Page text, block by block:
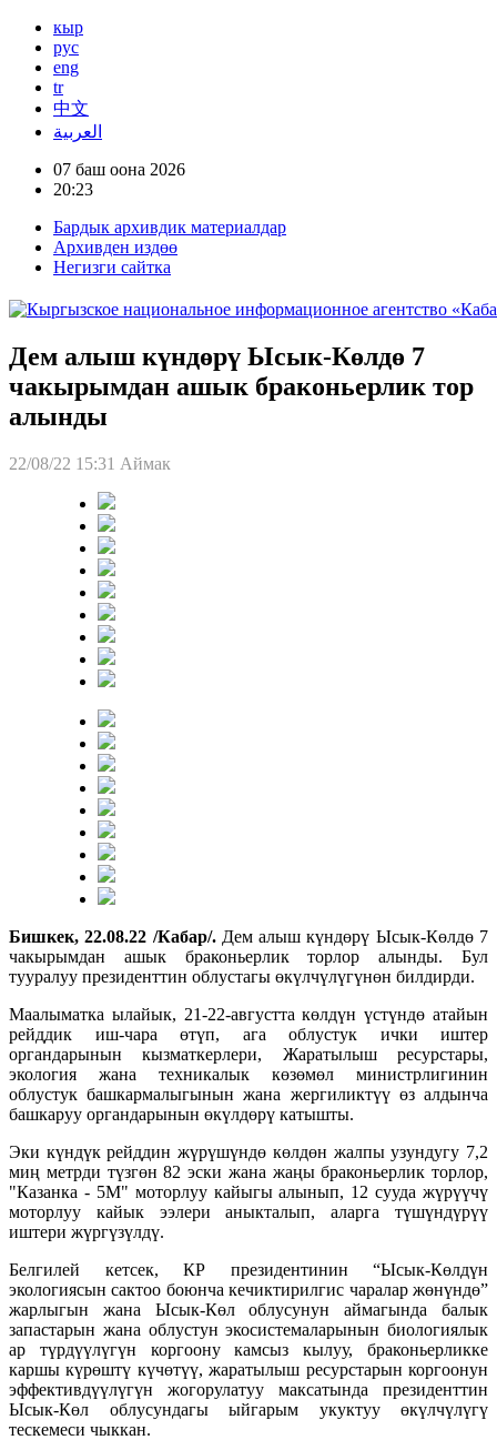
кыр
рус
eng
tr
中文
العربية
07 баш оона 2026
20:23
Бардык архивдик материалдар
Архивден издөө
Негизги сайтка
Дем алыш күндөрү Ысык-Көлдө 7
чакырымдан ашык браконьерлик тор
алынды
22/08/22 15:31 Аймак
Бишкек, 22.08.22 /Кабар/. Дем алыш күндөрү Ысык-Көлдө 7
чакырымдан ашык браконьерлик торлор алынды. Бул
тууралуу президенттин облустагы өкүлчүлүгүнөн билдирди.
Маалыматка ылайык, 21-22-августта көлдүн үстүндө атайын
рейддик иш-чара өтүп, ага облустук ички иштер
органдарынын кызматкерлери, Жаратылыш ресурстары,
экология жана техникалык көзөмөл министрлигинин
облустук башкармалыгынын жана жергиликтүү өз алдынча
башкаруу органдарынын өкүлдөрү катышты.
Эки күндүк рейддин жүрүшүндө көлдөн жалпы узундугу 7,2
миң метрди түзгөн 82 эски жана жаңы браконьерлик торлор,
"Казанка - 5М" моторлуу кайыгы алынып, 12 сууда жүрүүчү
моторлуу кайык ээлери аныкталып, аларга түшүндүрүү
иштери жүргүзүлдү.
Белгилей кетсек, КР президентинин “Ысык-Көлдүн
экологиясын сактоо боюнча кечиктирилгис чаралар жөнүндө”
жарлыгын жана Ысык-Көл облусунун аймагында балык
запастарын жана облустун экосистемаларынын биологиялык
ар түрдүүлүгүн коргоону камсыз кылуу, браконьерликке
каршы күрөштү күчөтүү, жаратылыш ресурстарын коргоонун
эффективдүүлүгүн жогорулатуу максатында президенттин
Ысык-Көл облусундагы ыйгарым укуктуу өкүлчүлүгү
тескемеси чыккан.